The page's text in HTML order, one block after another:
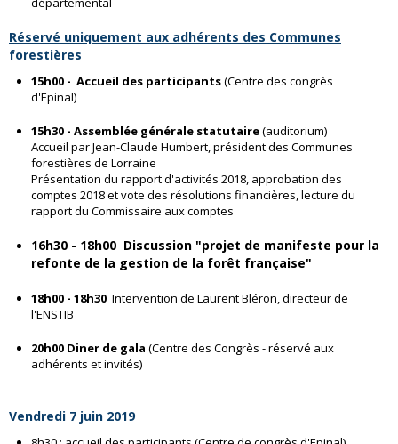
Réservé uniquement aux adhérents des Communes
forestières
15h00 - Accueil des participants(Centre des congrès
d'Epinal)
15h30 - Assemblée générale statutaire(auditorium)
Accueil par Jean-Claude Humbert, président des Communes
forestières de Lorraine
Présentation du rapport d'activités 2018, approbation des
comptes 2018 et vote des résolutions financières, lecture du
rapport du Commissaire aux comptes
16h30 - 18h00 Discussion "projet de manifeste pour la
refonte de la gestion de la forêt française"
18h00 - 18h30 Intervention de Laurent Bléron, directeur de
l'ENSTIB
20h00 Diner de gala (Centre des Congrès - réservé aux
adhérents et invités)
Vendredi 7 juin 2019